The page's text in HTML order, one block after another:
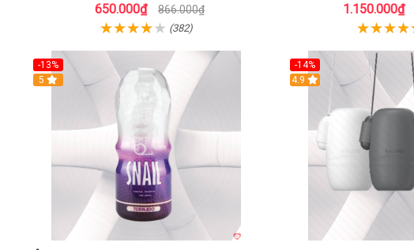
650.000₫ 866.000₫
(382)
1.150.000₫
-13%
5
-14%
4.9